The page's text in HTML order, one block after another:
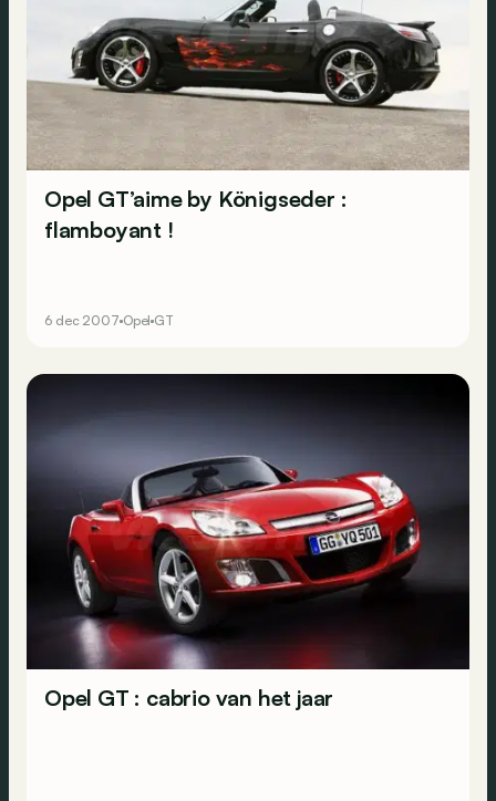
Opel GT’aime by Königseder :
flamboyant !
6 dec 2007 Opel GT
Opel GT : cabrio van het jaar